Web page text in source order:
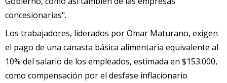
concesionarias".
Los trabajadores, liderados por Omar Maturano, exigen
el pago de una canasta básica alimentaria equivalente al
10% del salario de los empleados, estimada en $153.000,
como compensación por el desfase inflacionario